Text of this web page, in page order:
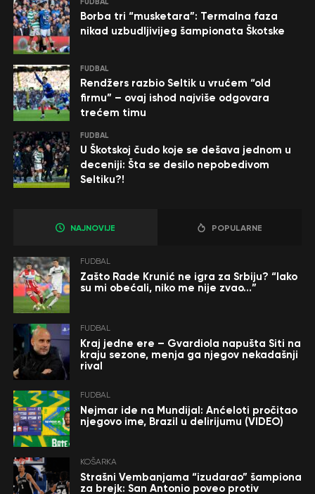
Borba tri “musketara”: Termalna faza
nikad uzbudljivijeg šampionata Škotske
FUDBAL
Rendžers razbio Seltik u vrućem “old
firmu” – ovaj ishod najviše odgovara
trećem timu
FUDBAL
U Škotskoj čudo koje se dešava jednom u
deceniji: Šta se desilo nepobedivom
Seltiku?!
NAJNOVIJE POPULARNE
FUDBAL
Zašto Rade Krunić ne igra za Srbiju? “Iako
su mi obećali, niko me nije zvao…”
FUDBAL
Kraj jedne ere – Gvardiola napušta Siti na
kraju sezone, menja ga njegov nekadašnji
rival
FUDBAL
Nejmar ide na Mundijal: Anćeloti pročitao
njegovo ime, Brazil u delirijumu (VIDEO)
KOŠARKA
Strašni Vembanjama “izudarao” šampiona
za brejk: San Antonio poveo protiv